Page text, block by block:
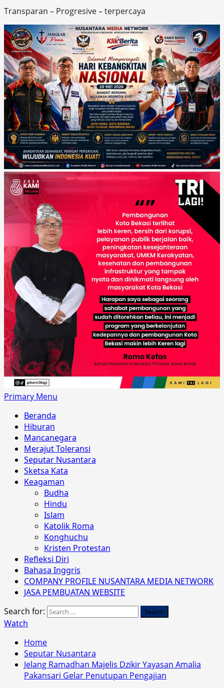
Transparan – Progresive – terpercaya
Primary Menu
Beranda
Hiburan
Mancanegara
Merajut Toleransi
Seputar Nusantara
Sketsa Kata
Keagaman
Budha
Hindu
Islam
Katolik Roma
Konghuchu
Kristen Protestan
Refleksi Diri
Bahasa Inggris
COMPANY PROFILE NUSANTARA MEDIA NETWORK
JASA PEMBUATAN WEBSITE
Search for:
Watch
Home
Seputar Nusantara
Jelang Ramadhan Majelis Dzikir Yayasan Amalia
Pakansari Gelar Penutupan Pengajian